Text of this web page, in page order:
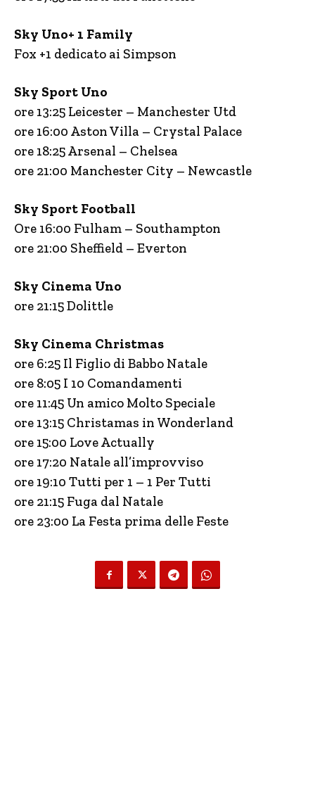
Sky Uno+ 1 Family
Fox +1 dedicato ai Simpson
Sky Sport Uno
ore 13:25 Leicester – Manchester Utd
ore 16:00 Aston Villa – Crystal Palace
ore 18:25 Arsenal – Chelsea
ore 21:00 Manchester City – Newcastle
Sky Sport Football
Ore 16:00 Fulham – Southampton
ore 21:00 Sheffield – Everton
Sky Cinema Uno
ore 21:15 Dolittle
Sky Cinema Christmas
ore 6:25 Il Figlio di Babbo Natale
ore 8:05 I 10 Comandamenti
ore 11:45 Un amico Molto Speciale
ore 13:15 Christamas in Wonderland
ore 15:00 Love Actually
ore 17:20 Natale all’improvviso
ore 19:10 Tutti per 1 – 1 Per Tutti
ore 21:15 Fuga dal Natale
ore 23:00 La Festa prima delle Feste